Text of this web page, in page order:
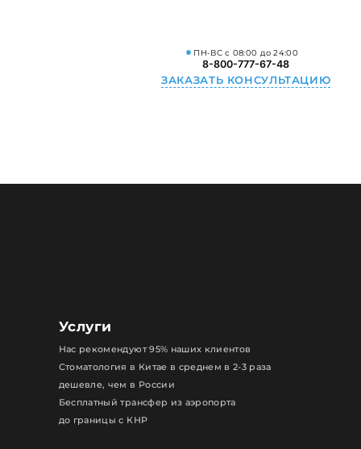
ПН-ВС с 08:00 до 24:00
8-800-777-67-48
ЗАКАЗАТЬ КОНСУЛЬТАЦИЮ
Услуги
Нас рекомендуют 95% наших клиентов
Стоматология в Китае в среднем в 2-3 раза
дешевле, чем в России
Бесплатный трансфер из аэропорта
до границы с КНР